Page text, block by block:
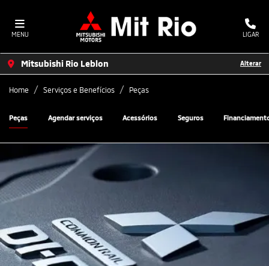
MENU LIGAR
Mitsubishi Rio Leblon Alterar
Home Serviços e Benefícios Peças
Agendar serviços
Peças Acessórios Seguros